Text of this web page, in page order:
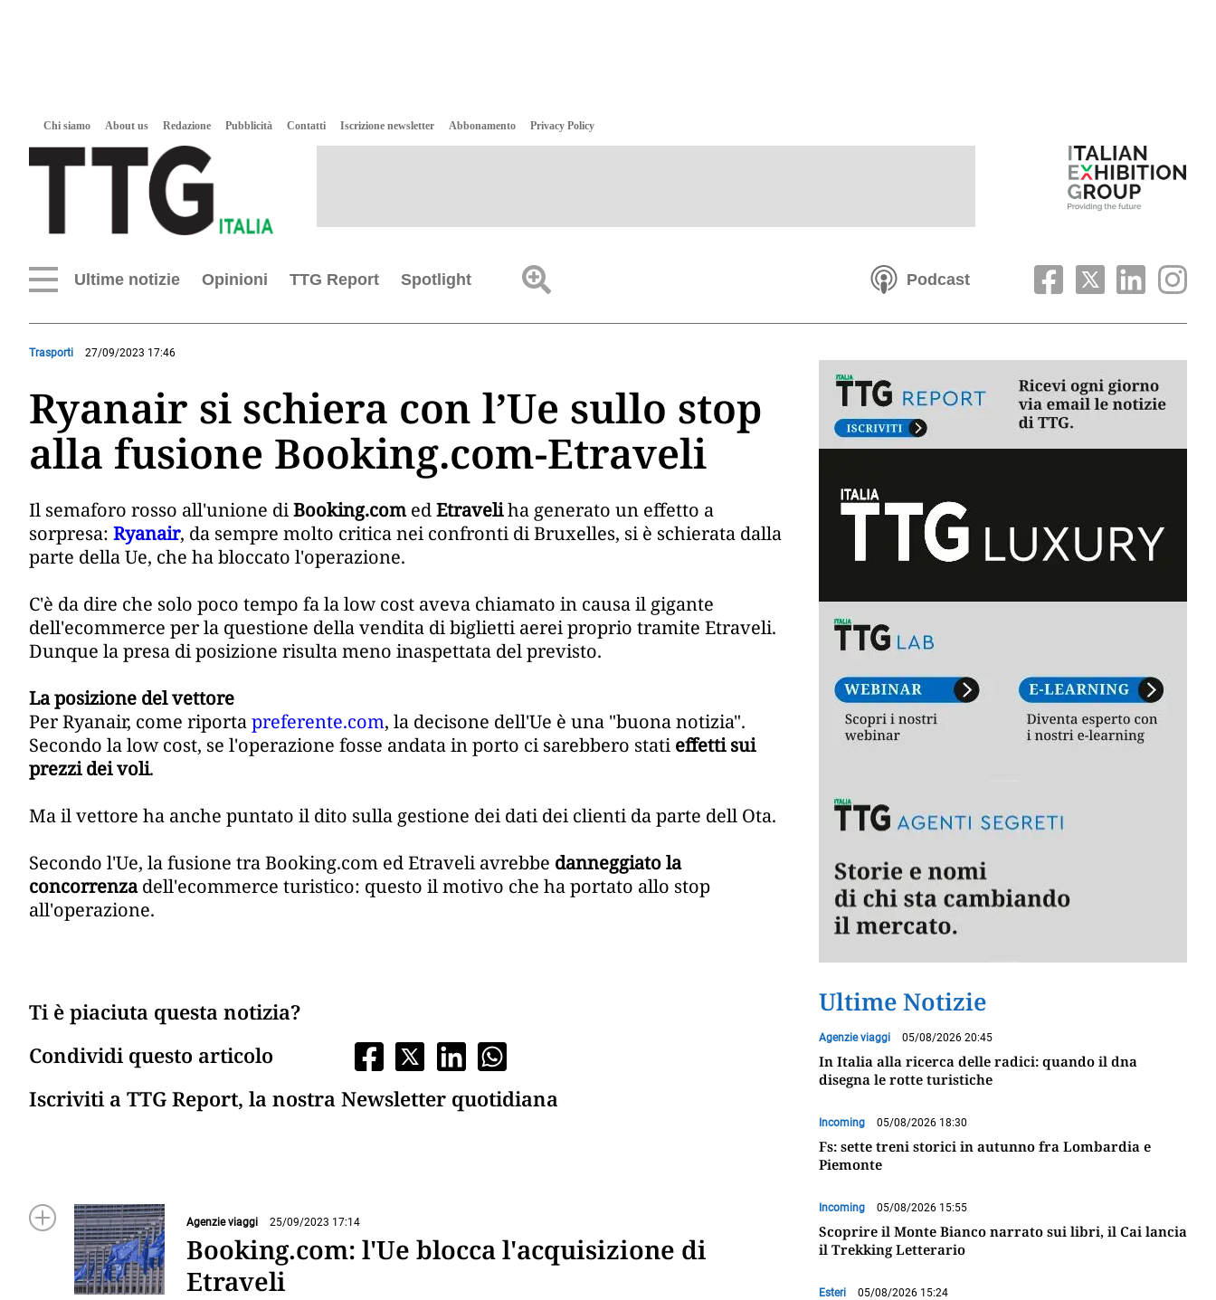
Chi siamo About us Redazione Pubblicità Contatti Iscrizione newsletter Abbonamento Privacy Policy
Ultime notizie Opinioni TTG Report Spotlight Podcast
Trasporti 27/09/2023 17:46
Ryanair si schiera con l’Ue sullo stop
alla fusione Booking.com-Etraveli
Il semaforo rosso all'unione diBooking.comedEtraveliha generato un effetto a
sorpresa: Ryanair, da sempre molto critica nei confronti di Bruxelles, si è schierata dalla
parte della Ue, che ha bloccato l'operazione.
C'è da dire che solo poco tempo fa la low cost aveva chiamato in causa il gigante
dell'ecommerce per la questione della vendita di biglietti aerei proprio tramite Etraveli.
Dunque la presa di posizione risulta meno inaspettata del previsto.
La posizione del vettore
Per Ryanair, come riportapreferente.com, la decisone dell'Ue è una "buona notizia".
Secondo la low cost, se l'operazione fosse andata in porto ci sarebbero statieffetti sui
prezzi dei voli.
Ma il vettore ha anche puntato il dito sulla gestione dei dati dei clienti da parte dell Ota.
Secondo l'Ue, la fusione tra Booking.com ed Etraveli avrebbe danneggiato la
concorrenzadell'ecommerce turistico: questo il motivo che ha portato allo stop
all'operazione.
Ti è piaciuta questa notizia?
Condividi questo articolo
Iscriviti a TTG Report, la nostra Newsletter quotidiana
Agenzie viaggi 25/09/2023 17:14
Booking.com: l'Ue blocca l'acquisizione di
Etraveli
Ultime Notizie
Agenzie viaggi 05/08/2026 20:45
In Italia alla ricerca delle radici: quando il dna
disegna le rotte turistiche
Incoming 05/08/2026 18:30
Fs: sette treni storici in autunno fra Lombardia e
Piemonte
Incoming 05/08/2026 15:55
Scoprire il Monte Bianco narrato sui libri, il Cai lancia
il Trekking Letterario
Esteri 05/08/2026 15:24